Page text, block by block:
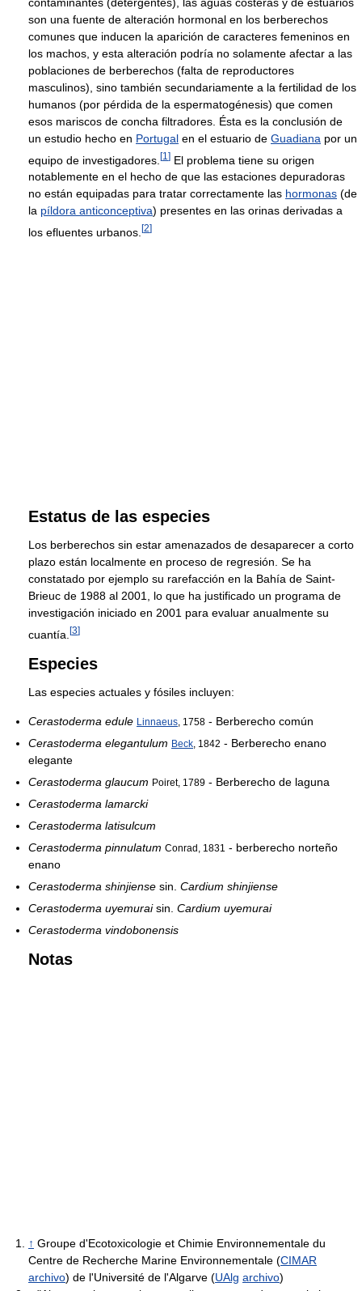
son una fuente de alteración hormonal en los berberechos
comunes que inducen la aparición de caracteres femeninos en
los machos, y esta alteración podría no solamente afectar a las
poblaciones de berberechos (falta de reproductores
masculinos), sino también secundariamente a la fertilidad de los
humanos (por pérdida de la espermatogénesis) que comen
esos mariscos de concha filtradores. Ésta es la conclusión de
un estudio hecho en Portugal en el estuario de Guadiana por un
equipo de investigadores. [1 ] El problema tiene su origen
notablemente en el hecho de que las estaciones depuradoras
no están equipadas para tratar correctamente las hormonas (de
la píldora anticonceptiva) presentes en las orinas derivadas a
los efluentes urbanos. [2]
Estatus de las especies
Los berberechos sin estar amenazados de desaparecer a corto
plazo están localmente en proceso de regresión. Se ha
constatado por ejemplo su rarefacción en la Bahía de Saint-
Brieuc de 1988 al 2001, lo que ha justificado un programa de
investigación iniciado en 2001 para evaluar anualmente su
cuantía. [3]
Especies
Las especies actuales y fósiles incluyen:
Cerastoderma edule Linnaeus , 1758 - Berberecho común
Cerastoderma elegantulum Beck , 1842 - Berberecho enano
elegante
Cerastoderma glaucum Poiret, 1789 - Berberecho de laguna
Cerastoderma lamarcki
Cerastoderma latisulcum
Cerastoderma pinnulatum Conrad, 1831 - berberecho norteño
enano
Cerastoderma shinjiense sin. Cardium shinjiense
Cerastoderma uyemuraisin. Cardium uyemurai
Cerastoderma vindobonensis
Notas
↑ Groupe d'Ecotoxicologie et Chimie Environnementale du
Centre de Recherche Marine Environnementale (CIMAR
archivo) de l'Université de l'Algarve (UAlg archivo)